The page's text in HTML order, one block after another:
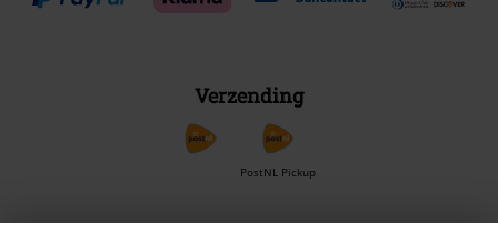
Verzending
PostNL Pickup